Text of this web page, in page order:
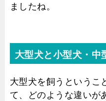
ましたね。
大型犬と小型犬・中
大型犬を飼うというこ
て、どのような違いが